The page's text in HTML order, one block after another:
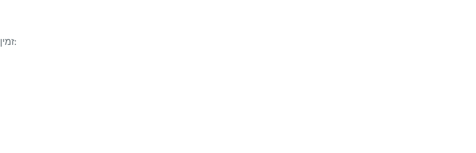
LibreOffice 26.2.1 זמין עבור הארכיטקטורות/מערכות ההפעלה הבאות: